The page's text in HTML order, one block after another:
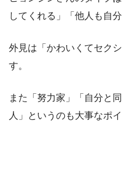
してくれる」「他人も自
外見は「かわいくてセク
す。
また「努力家」「自分と
人」というのも大事なポ